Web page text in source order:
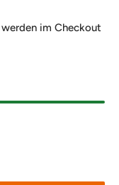
werden im Checkout